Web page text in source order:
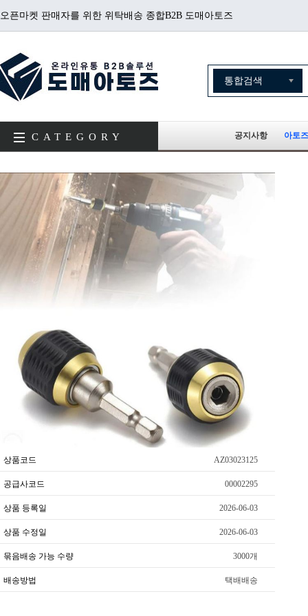
오픈마켓 판매자를 위한 위탁배송 종합B2B 도매아토즈
CATEGORY 공지사항 아토
상품코드 AZ03023125
공급사코드 00002295
상품 등록일 2026-06-03
상품 수정일 2026-06-03
묶음배송 가능 수량 3000개
배송방법 택배배송